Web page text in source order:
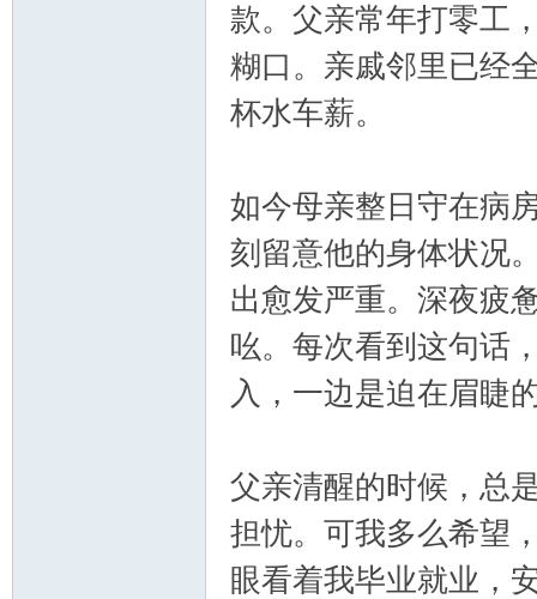
款。父亲常年打零工
糊口。亲戚邻里已经
杯水车薪。
如今母亲整日守在病
刻留意他的身体状况
出愈发严重。深夜疲
吆。每次看到这句话
入，一边是迫在眉睫
父亲清醒的时候，总
担忧。可我多么希望
眼看着我毕业就业，